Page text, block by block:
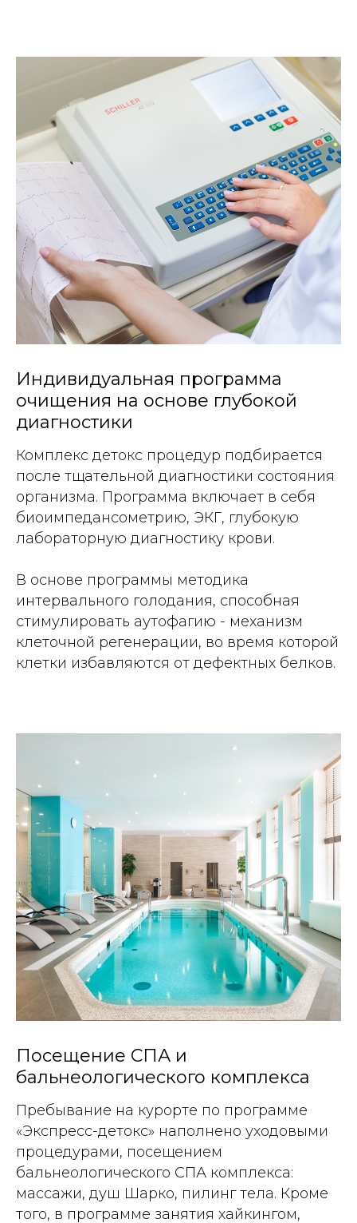
Индивидуальная программа
очищения на основе глубокой
диагностики
Комплекс детокс процедур подбирается
после тщательной диагностики состояния
организма. Программа включает в себя
биоимпедансометрию, ЭКГ, глубокую
лабораторную диагностику крови.
В основе программы методика
интервального голодания, способная
стимулировать аутофагию - механизм
клеточной регенерации, во время которой
клетки избавляются от дефектных белков.
Посещение СПА и
бальнеологического комплекса
Пребывание на курорте по программе
«Экспресс-детокс» наполнено уходовыми
процедурами, посещением
бальнеологического СПА комплекса:
массажи, душ Шарко, пилинг тела. Кроме
того, в программе занятия хайкингом,